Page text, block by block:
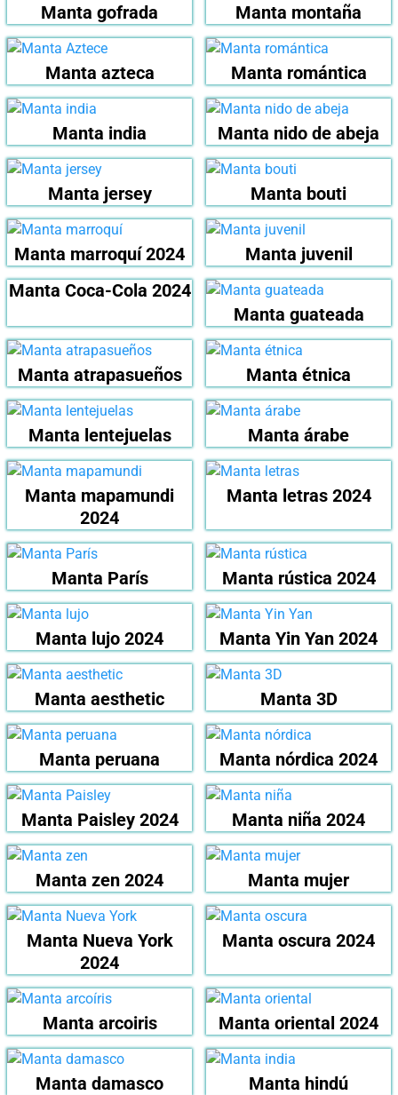
Manta gofrada Manta montaña
Manta azteca Manta romántica
Manta india Manta nido de abeja
Manta jersey Manta bouti
Manta marroquí 2024
Manta juvenil
Manta Coca-Cola 2024
Manta guateada
Manta atrapasueños Manta étnica
Manta lentejuelas Manta árabe
Manta mapamundi
2024
Manta letras 2024
Manta París Manta rústica 2024
Manta lujo 2024 Manta Yin Yan 2024
Manta aesthetic Manta 3D
Manta peruana Manta nórdica 2024
Manta Paisley 2024 Manta niña 2024
Manta zen 2024 Manta mujer
Manta Nueva York
2024
Manta oscura 2024
Manta arcoiris Manta oriental 2024
Manta damasco Manta hindú